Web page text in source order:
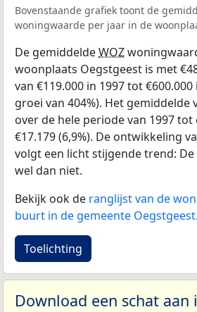
Bovenstaande grafiek toont de
woningwaarde per jaar in de
De gemiddeldeWOZ
woonplaats Oegstgeest is met
van €119.000 in 1997 tot
groei van 404%). Het gemiddelde
over de hele periode van 1997 tot
€17.179 (6,9%). De ontwikkeling
volgt een licht stijgende trend:
wel dan niet.
Bekijk ook de ranglijst van de
buurt in de gemeente Oegstgeest.
Toelichting
Download een schat